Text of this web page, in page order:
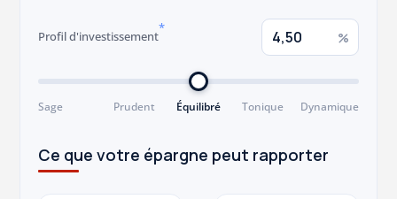
Profil d'investissement
*
%
Sage Prudent Équilibré Tonique Dynamique
Ce que votre épargne peut rapporter